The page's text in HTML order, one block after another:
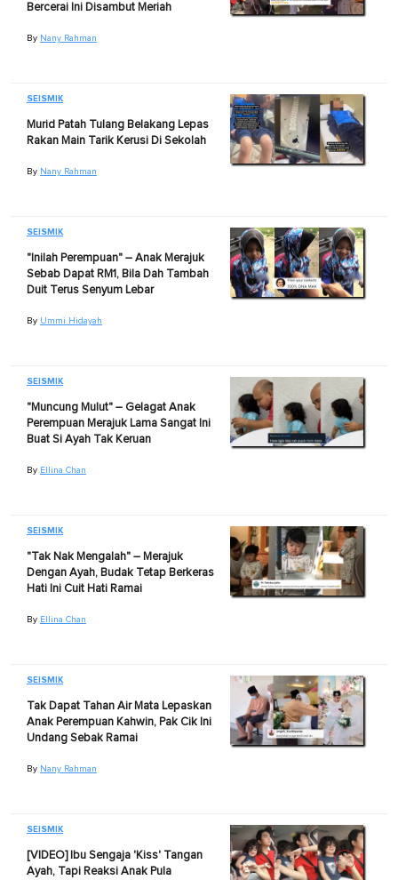
Bercerai Ini Disambut Meriah
By Nany Rahman
SEISMIK
Murid Patah Tulang Belakang Lepas
Rakan Main Tarik Kerusi Di Sekolah
By Nany Rahman
SEISMIK
"Inilah Perempuan" – Anak Merajuk
Sebab Dapat RM1, Bila Dah Tambah
Duit Terus Senyum Lebar
By Ummi Hidayah
SEISMIK
"Muncung Mulut" – Gelagat Anak
Perempuan Merajuk Lama Sangat Ini
Buat Si Ayah Tak Keruan
By Ellina Chan
SEISMIK
"Tak Nak Mengalah" – Merajuk
Dengan Ayah, Budak Tetap Berkeras
Hati Ini Cuit Hati Ramai
By Ellina Chan
SEISMIK
Tak Dapat Tahan Air Mata Lepaskan
Anak Perempuan Kahwin, Pak Cik Ini
Undang Sebak Ramai
By Nany Rahman
SEISMIK
[VIDEO] Ibu Sengaja 'Kiss' Tangan
Ayah, Tapi Reaksi Anak Pula